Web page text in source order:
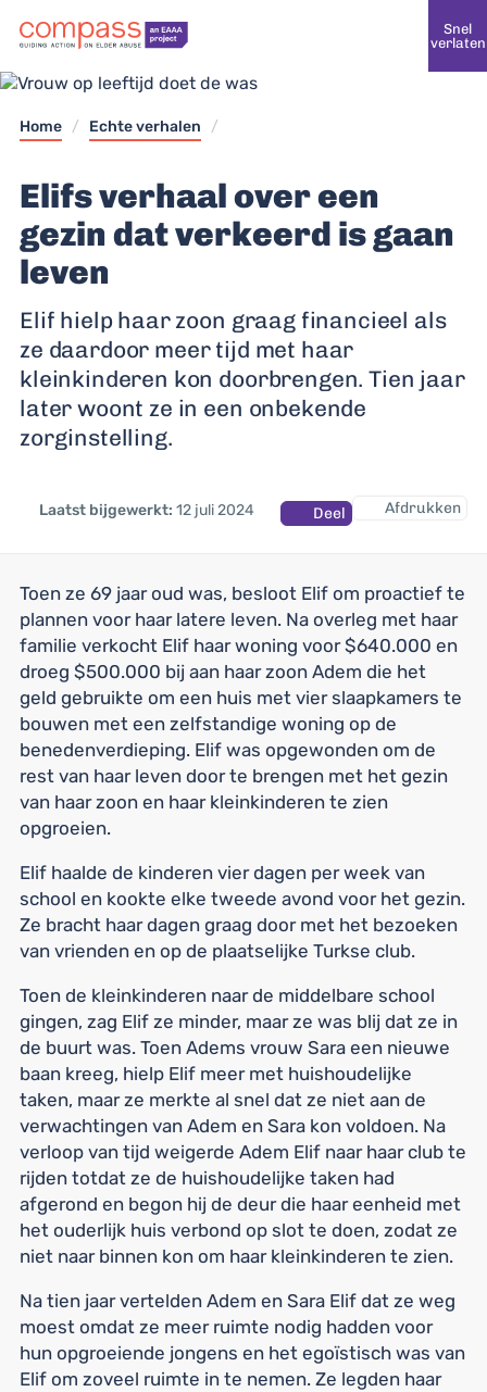
Snel
verlaten
Home / Echte verhalen /
Elifs verhaal over een
gezin dat verkeerd is gaan
leven
Elif hielp haar zoon graag financieel als
ze daardoor meer tijd met haar
kleinkinderen kon doorbrengen. Tien jaar
later woont ze in een onbekende
zorginstelling.
Laatst bijgewerkt: 12 juli 2024 Deel Afdrukken
Toen ze 69 jaar oud was, besloot Elif om proactief te
plannen voor haar latere leven. Na overleg met haar
familie verkocht Elif haar woning voor $640.000 en
droeg $500.000 bij aan haar zoon Adem die het
geld gebruikte om een huis met vier slaapkamers te
bouwen met een zelfstandige woning op de
benedenverdieping. Elif was opgewonden om de
rest van haar leven door te brengen met het gezin
van haar zoon en haar kleinkinderen te zien
opgroeien.
Elif haalde de kinderen vier dagen per week van
school en kookte elke tweede avond voor het gezin.
Ze bracht haar dagen graag door met het bezoeken
van vrienden en op de plaatselijke Turkse club.
Toen de kleinkinderen naar de middelbare school
gingen, zag Elif ze minder, maar ze was blij dat ze in
de buurt was. Toen Adems vrouw Sara een nieuwe
baan kreeg, hielp Elif meer met huishoudelijke
taken, maar ze merkte al snel dat ze niet aan de
verwachtingen van Adem en Sara kon voldoen. Na
verloop van tijd weigerde Adem Elif naar haar club te
rijden totdat ze de huishoudelijke taken had
afgerond en begon hij de deur die haar eenheid met
het ouderlijk huis verbond op slot te doen, zodat ze
niet naar binnen kon om haar kleinkinderen te zien.
Na tien jaar vertelden Adem en Sara Elif dat ze weg
moest omdat ze meer ruimte nodig hadden voor
hun opgroeiende jongens en het egoïstisch was van
Elif om zoveel ruimte in te nemen. Ze legden haar